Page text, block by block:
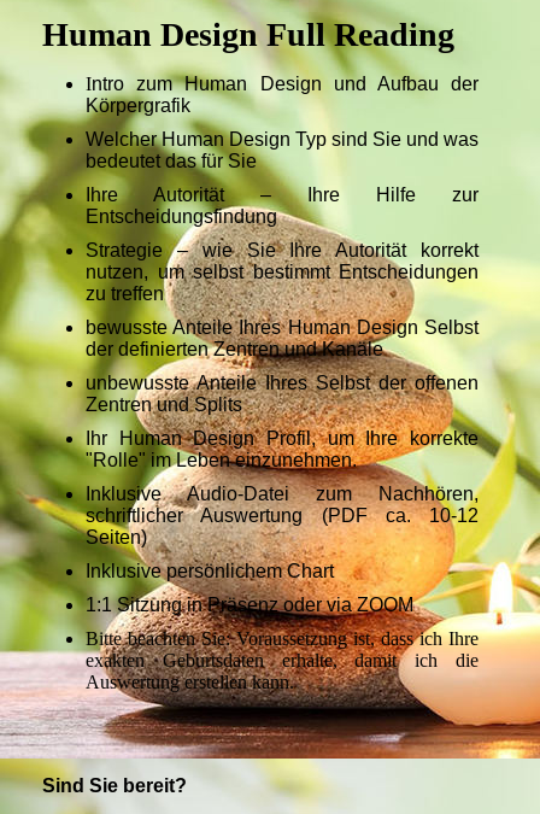
Human Design Full Reading
Intro zum Human Design und Aufbau der
Körpergrafik
Welcher Human Design Typ sind Sie und was
bedeutet das für Sie
Ihre Autorität – Ihre Hilfe zur
Entscheidungsfindung
Strategie – wie Sie Ihre Autorität korrekt
nutzen, um selbst bestimmt Entscheidungen
zu treffen
bewusste Anteile Ihres Human Design Selbst
der definierten Zentren und Kanäle
unbewusste Anteile Ihres Selbst der offenen
Zentren und Splits
Ihr Human Design Profil, um Ihre korrekte
"Rolle" im Leben einzunehmen.
Inklusive Audio-Datei zum Nachhören,
schriftlicher Auswertung (PDF ca. 10-12
Seiten)
Inklusive persönlichem Chart
1:1 Sitzung in Präsenz oder via ZOOM
Bitte beachten Sie: Voraussetzung ist, dass ich Ihre
exakten Geburtsdaten erhalte, damit ich die
Auswertung erstellen kann.
Sind Sie bereit?